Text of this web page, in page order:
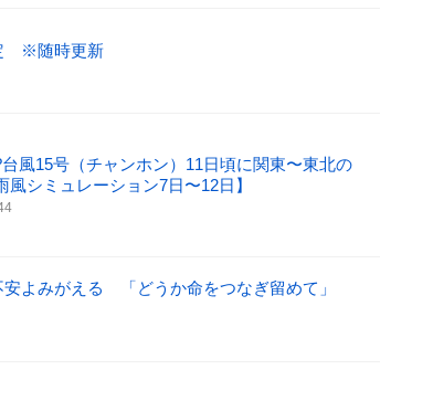
※随時更新
風15号（チャンホン）11日頃に関東〜東北の
シミュレーション7日〜12日】
安よみがえる 「どうか命をつなぎ留めて」